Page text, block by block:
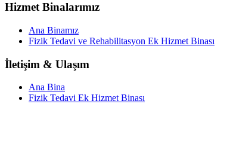
Hizmet Binalarımız
Ana Binamız
Fizik Tedavi ve Rehabilitasyon Ek Hizmet Binası
İletişim & Ulaşım
Ana Bina
Fizik Tedavi Ek Hizmet Binası